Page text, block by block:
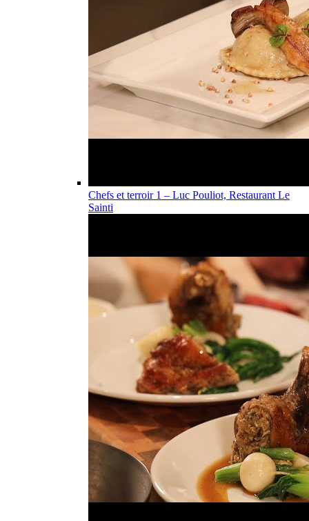
Chefs et terroir 1 – Luc Pouliot, Restaurant Le
Sainti